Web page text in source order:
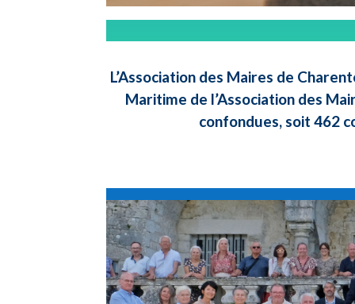
L’Association des Maires de
Maritime de l’Association des
confondues, soit 462